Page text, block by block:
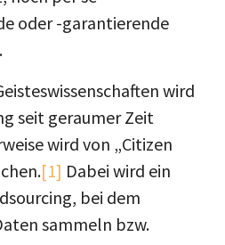
oder -garantierende
wird
seit geraumer Zeit
wird von „Citizen
[1] Dabei wird ein
bei dem
sammeln bzw.